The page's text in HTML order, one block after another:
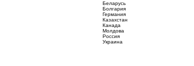
Беларусь
Болгария
Германия
Казахстан
Канада
Молдова
Россия
Украина